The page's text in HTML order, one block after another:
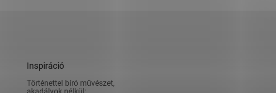
Inspiráció
Történettel bíró művészet,